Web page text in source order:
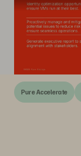
Pure Accelerate